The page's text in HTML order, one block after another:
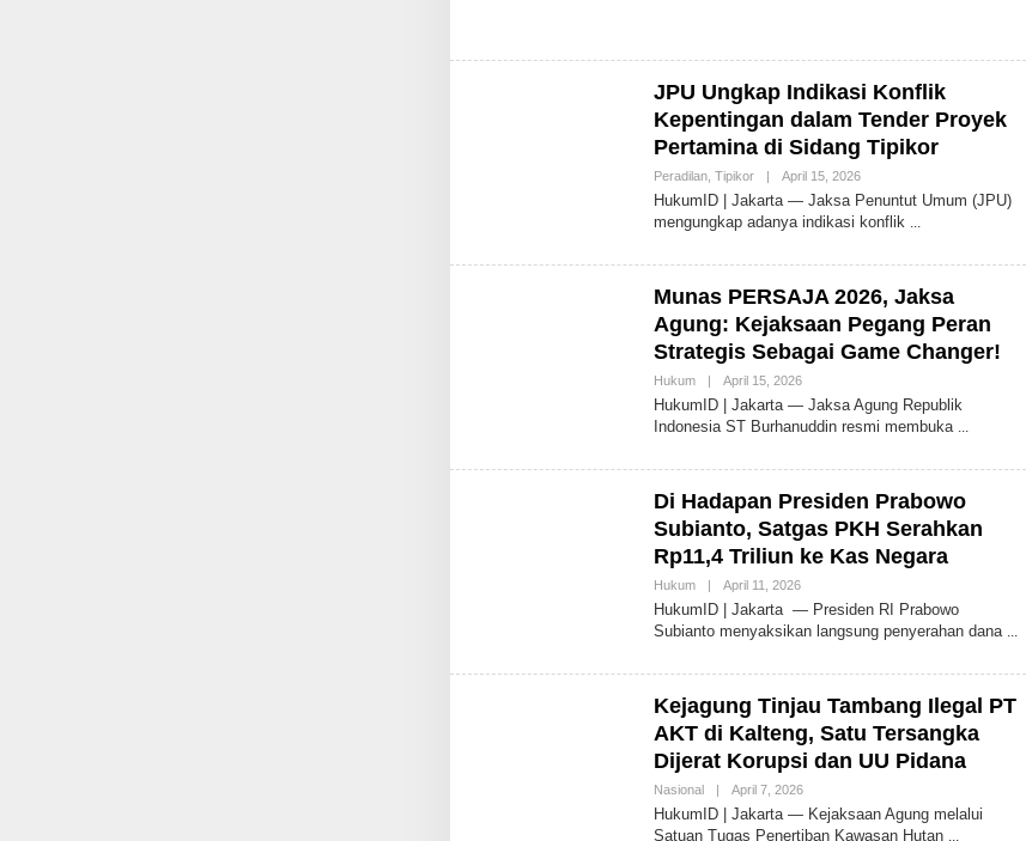
JPU Ungkap Indikasi Konflik
Kepentingan dalam Tender Proyek
Pertamina di Sidang Tipikor
Peradilan, Tipikor | April 15, 2026Oleh
HukumID
HukumID | Jakarta — Jaksa Penuntut Umum (JPU)
mengungkap adanya indikasi konflik
Munas PERSAJA 2026, Jaksa
Agung: Kejaksaan Pegang Peran
Strategis Sebagai Game Changer!
Hukum | April 15, 2026Oleh
HukumID
HukumID | Jakarta — Jaksa Agung Republik
Indonesia ST Burhanuddin resmi membuka
Di Hadapan Presiden Prabowo
Subianto, Satgas PKH Serahkan
Rp11,4 Triliun ke Kas Negara
Hukum | April 11, 2026Oleh
HukumID
HukumID | Jakarta — Presiden RI Prabowo
Subianto menyaksikan langsung penyerahan dana
Kejagung Tinjau Tambang Ilegal PT
AKT di Kalteng, Satu Tersangka
Dijerat Korupsi dan UU Pidana
Nasional | April 7, 2026Oleh
HukumID
HukumID | Jakarta — Kejaksaan Agung melalui
Satuan Tugas Penertiban Kawasan Hutan